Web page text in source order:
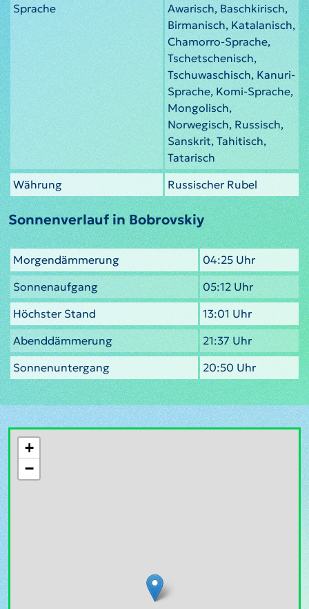
Sprache
Awarisch, Baschkirisch,
Birmanisch, Katalanisch,
Chamorro-Sprache,
Tschetschenisch,
Tschuwaschisch, Kanuri-
Sprache, Komi-Sprache,
Mongolisch,
Norwegisch, Russisch,
Sanskrit, Tahitisch,
Tatarisch
Währung
Russischer Rubel
Sonnenverlauf in Bobrovskiy
Morgendämmerung
04:25 Uhr
Sonnenaufgang
05:12 Uhr
Höchster Stand
13:01 Uhr
Abenddämmerung
21:37 Uhr
Sonnenuntergang
20:50 Uhr
+
−